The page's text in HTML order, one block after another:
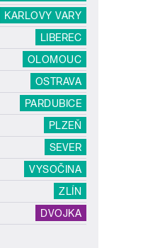
KARLOVY VARY
LIBEREC
OLOMOUC
OSTRAVA
PARDUBICE
PLZEŇ
SEVER
VYSOČINA
ZLÍN
DVOJKA